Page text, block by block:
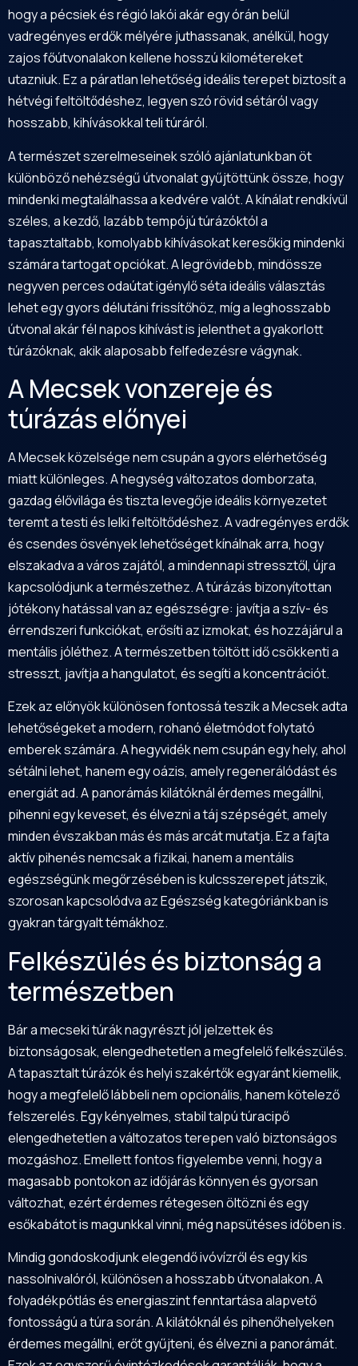
hogy a pécsiek és régió lakói akár egy órán belül
vadregényes erdők mélyére juthassanak, anélkül, hogy
zajos főútvonalakon kellene hosszú kilométereket
utazniuk. Ez a páratlan lehetőség ideális terepet biztosít a
hétvégi feltöltődéshez, legyen szó rövid sétáról vagy
hosszabb, kihívásokkal teli túráról.
A természet szerelmeseinek szóló ajánlatunkban öt
különböző nehézségű útvonalat gyűjtöttünk össze, hogy
mindenki megtalálhassa a kedvére valót. A kínálat rendkívül
széles, a kezdő, lazább tempójú túrázóktól a
tapasztaltabb, komolyabb kihívásokat keresőkig mindenki
számára tartogat opciókat. A legrövidebb, mindössze
negyven perces odaútat igénylő séta ideális választás
lehet egy gyors délutáni frissítőhöz, míg a leghosszabb
útvonal akár fél napos kihívást is jelenthet a gyakorlott
túrázóknak, akik alaposabb felfedezésre vágynak.
A Mecsek vonzereje és
túrázás előnyei
A Mecsek közelsége nem csupán a gyors elérhetőség
miatt különleges. A hegység változatos domborzata,
gazdag élővilága és tiszta levegője ideális környezetet
teremt a testi és lelki feltöltődéshez. A vadregényes erdők
és csendes ösvények lehetőséget kínálnak arra, hogy
elszakadva a város zajától, a mindennapi stressztől, újra
kapcsolódjunk a természethez. A túrázás bizonyítottan
jótékony hatással van az egészségre: javítja a szív- és
érrendszeri funkciókat, erősíti az izmokat, és hozzájárul a
mentális jóléthez. A természetben töltött idő csökkenti a
stresszt, javítja a hangulatot, és segíti a koncentrációt.
Ezek az előnyök különösen fontossá teszik a Mecsek adta
lehetőségeket a modern, rohanó életmódot folytató
emberek számára. A hegyvidék nem csupán egy hely, ahol
sétálni lehet, hanem egy oázis, amely regenerálódást és
energiát ad. A panorámás kilátóknál érdemes megállni,
pihenni egy keveset, és élvezni a táj szépségét, amely
minden évszakban más és más arcát mutatja. Ez a fajta
aktív pihenés nemcsak a fizikai, hanem a mentális
egészségünk megőrzésében is kulcsszerepet játszik,
szorosan kapcsolódva azEgészség kategóriánkbanis
gyakran tárgyalt témákhoz.
Felkészülés és biztonság a
természetben
Bár a mecseki túrák nagyrészt jól jelzettek és
biztonságosak, elengedhetetlen a megfelelő felkészülés.
A tapasztalt túrázók és helyi szakértők egyaránt kiemelik,
hogy a megfelelő lábbeli nem opcionális, hanem kötelező
felszerelés. Egy kényelmes, stabil talpú túracipő
elengedhetetlen a változatos terepen való biztonságos
mozgáshoz. Emellett fontos figyelembe venni, hogy a
magasabb pontokon az időjárás könnyen és gyorsan
változhat, ezért érdemes rétegesen öltözni és egy
esőkabátot is magunkkal vinni, még napsütéses időben is.
Mindig gondoskodjunk elegendő ivóvízről és egy kis
nassolnivalóról, különösen a hosszabb útvonalakon. A
folyadékpótlás és energiaszint fenntartása alapvető
fontosságú a túra során. A kilátóknál és pihenőhelyeken
érdemes megállni, erőt gyűjteni, és élvezni a panorámát.